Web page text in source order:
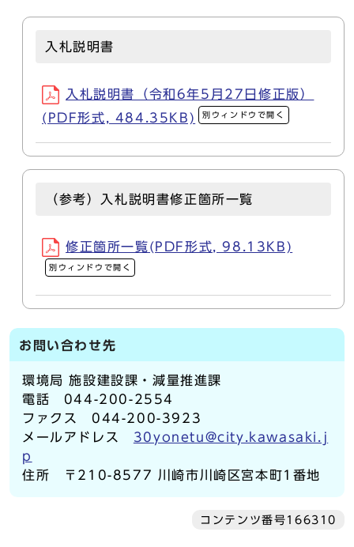
入札説明書
入札説明書（令和6年5月27日修正版）
(PDF形式, 484.35KB)
別ウィンドウで開く
（参考）入札説明書修正箇所一覧
修正箇所一覧(PDF形式, 98.13KB)
別ウィンドウで開く
お問い合わせ先
環境局 施設建設課・減量推進課
電話 044-200-2554
ファクス 044-200-3923
メールアドレス 30yonetu@city.kawasaki.j
p
住所 〒210-8577 川崎市川崎区宮本町1番地
コンテンツ番号166310